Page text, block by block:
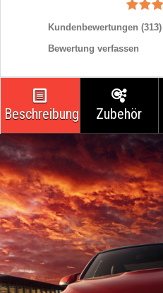
Kundenbewertungen (313)
Bewertung verfassen
Beschreibung Zubehör